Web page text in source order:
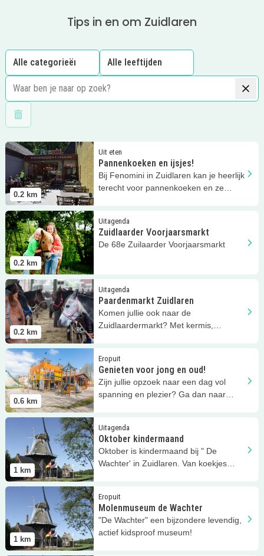
Tips in en om Zuidlaren
Wis filters
0.2 km
Uit eten
Pannenkoeken en ijsjes!
Bij Fenomini in Zuidlaren kan je heerlijk
terecht voor pannenkoeken en ze
Lees meer Pannenkoeken en ijsjes!
0.2 km
Uitagenda
Zuidlaarder Voorjaarsmarkt
De 68e Zuilaarder Voorjaarsmarkt
Lees meer Zuidlaarder Voorjaarsmarkt
0.2 km
Uitagenda
Paardenmarkt Zuidlaren
Komen jullie ook naar de
Zuidlaardermarkt? Met kermis,
Lees meer Paardenmarkt Zuidlaren
0.6 km
Eropuit
Genieten voor jong en oud!
Zijn jullie opzoek naar een dag vol
spanning en plezier? Ga dan naar
Lees meer Genieten voor jong en oud!
1 km
Uitagenda
Oktober kindermaand
Oktober is kindermaand bij " De
Wachter' in Zuidlaren. Van koekjes
Lees meer Oktober kindermaand
1 km
Eropuit
Molenmuseum de Wachter
"De Wachter" een bijzondere levendig,
actief kidsproof museum!
Lees meer Molenmuseum de Wachter